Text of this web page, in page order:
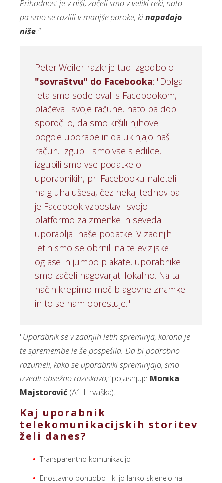
Prihodnost je v niši, začeli smo v veliki reki, nato
pa smo se razlili v manjše poroke, kinapadajo
niše."
Peter Weiler razkrije tudi zgodbo o
"sovraštvu" do Facebooka: "Dolga
leta smo sodelovali s Facebookom,
plačevali svoje račune, nato pa dobili
sporočilo, da smo kršili njihove
pogoje uporabe in da ukinjajo naš
račun. Izgubili smo vse sledilce,
izgubili smo vse podatke o
uporabnikih, pri Facebooku naleteli
na gluha ušesa, čez nekaj tednov pa
je Facebook vzpostavil svojo
platformo za zmenke in seveda
uporabljal naše podatke. V zadnjih
letih smo se obrnili na televizijske
oglase in jumbo plakate, uporabnike
smo začeli nagovarjati lokalno. Na ta
način krepimo moč blagovne znamke
in to se nam obrestuje."
"Uporabnik se v zadnjih letih spreminja, korona je
te spremembe le še pospešila. Da bi podrobno
razumeli, kako se uporabniki spreminjajo, smo
izvedli obsežno raziskavo,"pojasnjuje Monika
Majstorović (A1 Hrvaška).
Kaj uporabnik
telekomunikacijskih storitev
želi danes?
Transparentno komunikacijo
Enostavno ponudbo - ki jo lahko sklenejo na